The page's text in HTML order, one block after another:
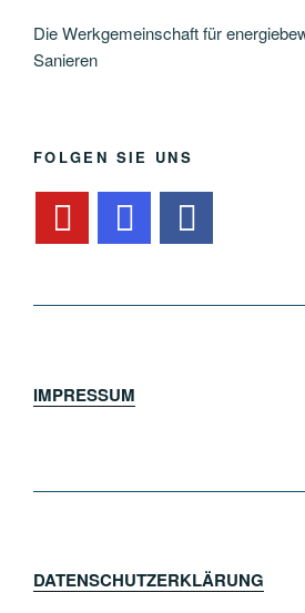
Die Werkgemeinschaft für
Sanieren
FOLGEN SIE UNS
IMPRESSUM
DATENSCHUTZERKLÄRUNG